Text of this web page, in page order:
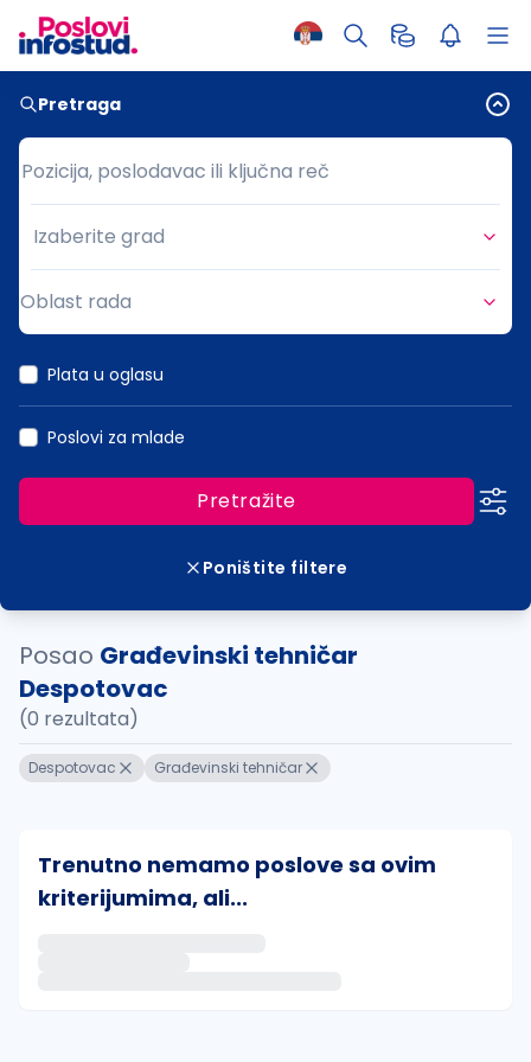
Pretraga
Pozicija, poslodavac ili ključna reč
Pozicija, poslodavac ili ključna reč
Grad
Izaberite grad
Oblast rada
Plata u oglasu
Poslovi za mlade
Pretražite
Poništite filtere
Posao Građevinski tehničar
Despotovac
(0 rezultata)
Despotovac Građevinski tehničar
Trenutno nemamo poslove sa ovim
kriterijumima, ali...